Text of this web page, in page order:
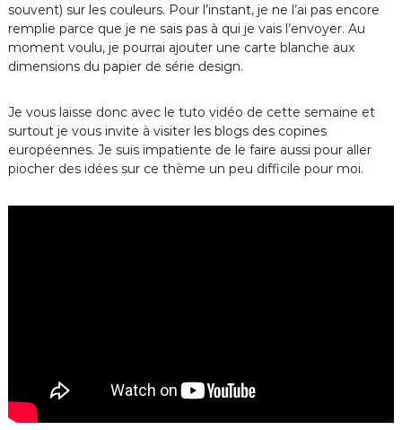
souvent) sur les couleurs. Pour l’instant, je ne l’ai pas encore
remplie parce que je ne sais pas à qui je vais l’envoyer. Au
moment voulu, je pourrai ajouter une carte blanche aux
dimensions du papier de série design.
Je vous laisse donc avec le tuto vidéo de cette semaine et
surtout je vous invite à visiter les blogs des copines
européennes. Je suis impatiente de le faire aussi pour aller
piocher des idées sur ce thème un peu difficile pour moi.